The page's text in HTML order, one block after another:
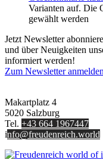
Varianten auf. Die
gewählt werden
Jetzt Newsletter
und über Neuigkeiten
informiert werden!
Zum Newsletter anmelden
Makartplatz 4
5020 Salzburg
Tel. +43 664 1967447
info@freudenreich.world